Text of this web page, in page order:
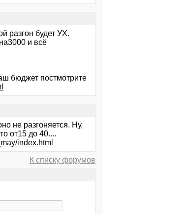
разгон будет УХ.
и всё
бюджет постмотрите
не разгоняется. Ну,
от15 до 40....
index.html
К списку форумов